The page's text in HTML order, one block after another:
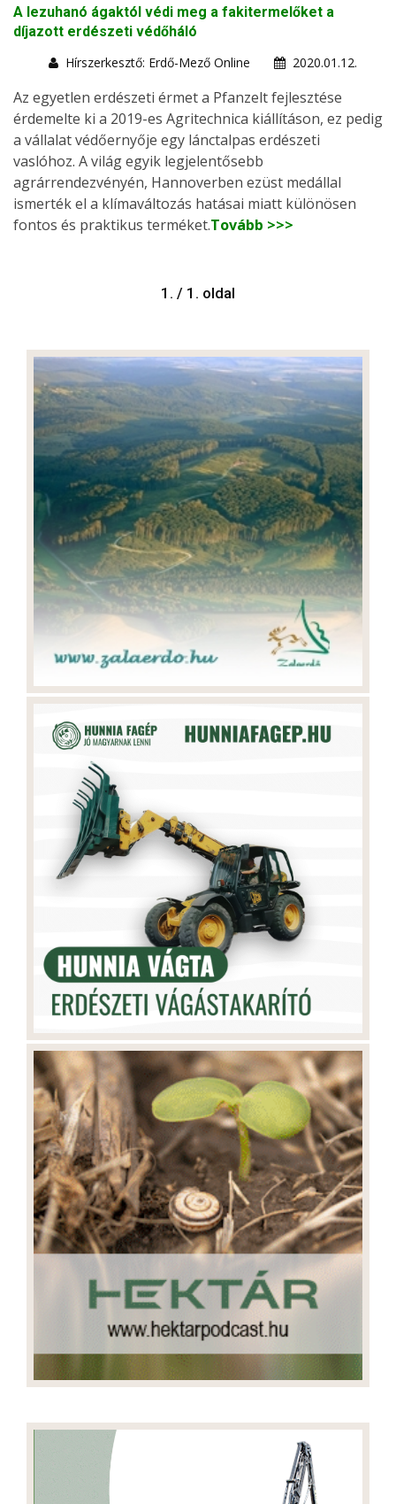
A lezuhanó ágaktól védi meg a fakitermelőket a
díjazott erdészeti védőháló
Hírszerkesztő: Erdő-Mező Online
2020.01.12.
Az egyetlen erdészeti érmet a Pfanzelt fejlesztése
érdemelte ki a 2019-es Agritechnica kiállításon, ez pedig
a vállalat védőernyője egy lánctalpas erdészeti
vaslóhoz. A világ egyik legjelentősebb
agrárrendezvényén, Hannoverben ezüst medállal
ismerték el a klímaváltozás hatásai miatt különösen
fontos és praktikus terméket.Tovább >>>
1. / 1. oldal